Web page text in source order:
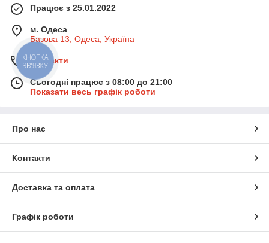
Працює з 25.01.2022
м. Одеса
Базова 13, Одеса, Україна
Контакти
Сьогодні працює з 08:00 до 21:00
Показати весь графік роботи
Про нас
Контакти
Доставка та оплата
Графік роботи
КНОПКА
ЗВ'ЯЗКУ